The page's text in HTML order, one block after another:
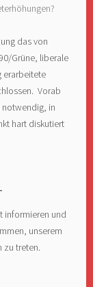
das von
Grüne, liberale
erarbeitete
Vorab
in
hart diskutiert
informieren und
unserem
zu treten.